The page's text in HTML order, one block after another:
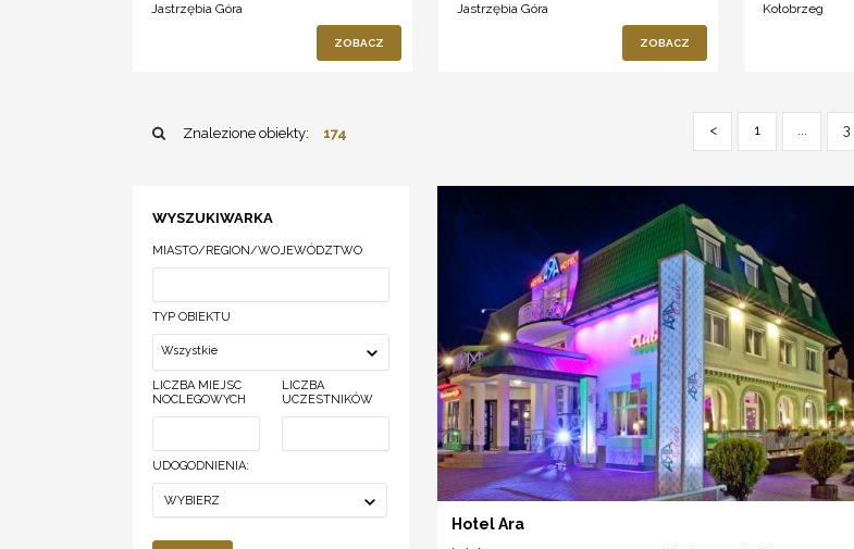
Jastrzębia Góra
ZOBACZ
Jastrzębia Góra
ZOBACZ
Kołobrzeg
Znalezione obiekty: 174
WYSZUKIWARKA
MIASTO/REGION/WOJEWÓDZTWO
TYP OBIEKTU
Wszystkie
LICZBA MIEJSC
NOCLEGOWYCH
LICZBA
UCZESTNIKÓW
UDOGODNIENIA:
WYBIERZ
< 1 ... 3
Hotel Ara